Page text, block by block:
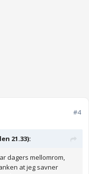
#4
21.33):
dagers mellomrom,
at jeg savner